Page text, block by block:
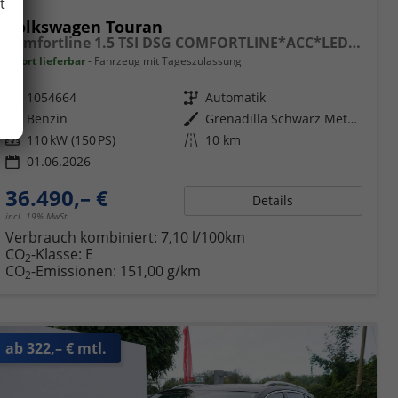
Volkswagen Touran
Comfortline 1.5 TSI DSG COMFORTLINE*ACC*LED*PDC*KAMERA*NAVI*SHZ* 7-SITZER 17-ZOLL
sofort lieferbar Fahrzeug mit Tageszulassung
1054664 Getriebe Automatik
Benzin Außenfarbe
Grenadilla Schwarz Metallic
Leistung 110 kW (150 PS) Kilometerstand 10 km
01.06.2026
36.490,– €
incl. 19% MwSt.
Details
Verbrauch kombiniert: 7,10 l/100km
CO2-Klasse: E
CO2-Emissionen: 151,00 g/km
ab 322,– € mtl.